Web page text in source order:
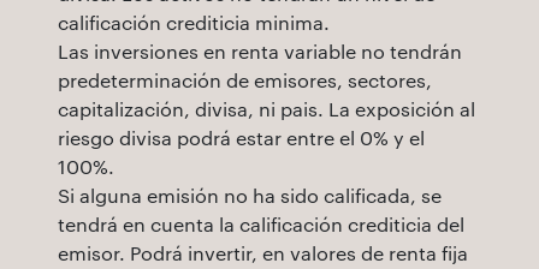
calificación crediticia minima.
Las inversiones en renta variable no tendrán
predeterminación de emisores, sectores,
capitalización, divisa, ni pais. La exposición al
riesgo divisa podrá estar entre el 0% y el
100%.
Si alguna emisión no ha sido calificada, se
tendrá en cuenta la calificación crediticia del
emisor. Podrá invertir, en valores de renta fija